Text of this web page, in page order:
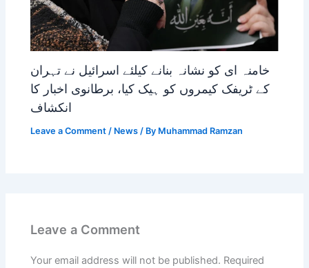
خامنہ ای کو نشانہ بنانے کیلئے اسرائیل نے تہران
کے ٹریفک کیمروں کو ہیک کیا، برطانوی اخبار کا
انکشاف
Leave a Comment / News / By Muhammad Ramzan
Leave a Comment
Your email address will not be published. Required